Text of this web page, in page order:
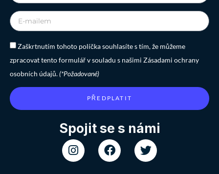
Zaškrtnutím tohoto políčka souhlasíte s tím, že můžeme
zpracovat tento formulář v souladu s našimi Zásadami ochrany
osobních údajů.(*Požadované)
PŘEDPLATIT
Spojit se s námi